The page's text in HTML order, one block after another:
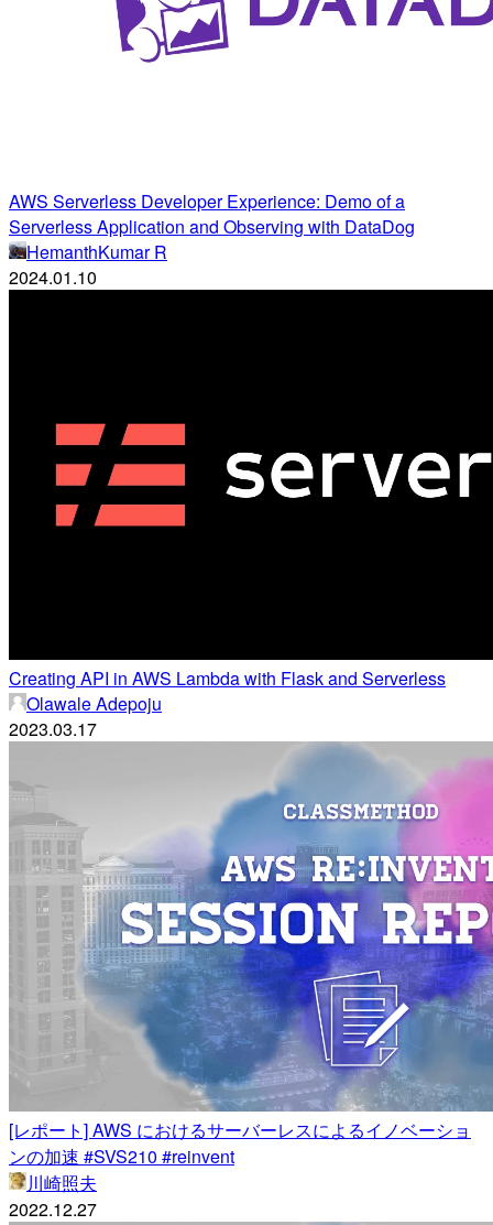
AWS Serverless Developer Experience: Demo of a
Serverless Application and Observing with DataDog
HemanthKumar R
2024.01.10
Creating API in AWS Lambda with Flask and Serverless
Olawale Adepoju
2023.03.17
[レポート] AWS におけるサーバーレスによるイノベーショ
ンの加速 #SVS210 #reinvent
川崎照夫
2022.12.27